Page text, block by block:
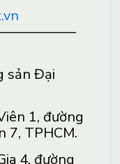
sản Đại
1, đường
7, TPHCM.
4, đường